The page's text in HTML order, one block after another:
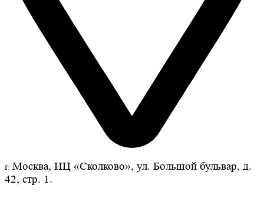
г. Москва, ИЦ «Сколково», ул. Большой бульвар, д.
42, стр. 1.